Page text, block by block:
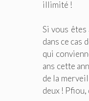
illimité !
Si vous
dans ce cas
qui
ans cette
de la
deux ! Pfiou,